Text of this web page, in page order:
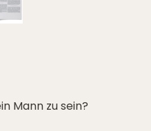
Mann zu sein?